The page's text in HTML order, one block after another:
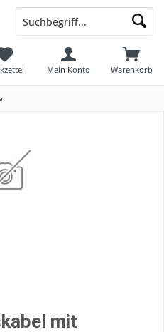
Warenkorb
Mein Konto
mit